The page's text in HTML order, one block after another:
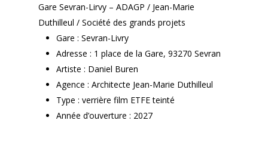
Gare Sevran-Lirvy – ADAGP / Jean-Marie
Duthilleul / Société des grands projets
Gare : Sevran-Livry
Adresse : 1 place de la Gare, 93270 Sevran
Artiste : Daniel Buren
Agence : Architecte Jean-Marie Duthilleul
Type : verrière film ETFE teinté
Année d’ouverture : 2027